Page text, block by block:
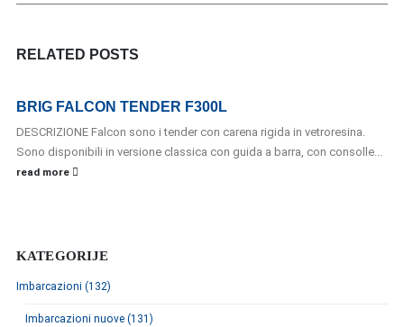
RELATED POSTS
BRIG FALCON TENDER F300L
DESCRIZIONE Falcon sono i tender con carena rigida in vetroresina.
Sono disponibili in versione classica con guida a barra, con consolle...
read more
KATEGORIJE
Imbarcazioni (132)
Imbarcazioni nuove (131)